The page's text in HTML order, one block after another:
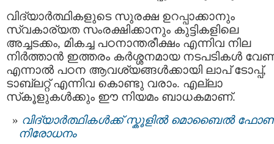
വിദ്യാർത്ഥികളുടെ സുരക്ഷ ഉറപ്പാക്കാനും
സ്വകാര്യത സംരക്ഷിക്കാനും കുട്ടികളിലെ
അച്ചടക്കം, മികച്ച പഠനാന്തരീക്ഷം എന്നിവ നില
നിർത്താൻ ഇത്തരം കർശ്ശനമായ നടപടികൾ
എന്നാൽ പഠന ആവശ്യങ്ങൾക്കായി ലാപ്‌ ടോപ്പ്,
ടാബ്‌ലറ്റ്‌ എന്നിവ കൊണ്ടു വരാം. എല്ലാ
സ്‌കൂളുകൾക്കും ഈ നിയമം ബാധകമാണ്.
വിദ്യാർത്ഥികൾക്ക് സ്കൂളില്‍ മൊബൈൽ
നിരോധനം